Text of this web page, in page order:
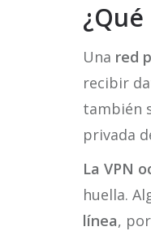
Una red
recibir
también
privada
La VPN
huella.
línea,